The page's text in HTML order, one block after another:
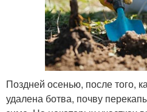
Поздней осенью, после того,
удалена ботва, почву